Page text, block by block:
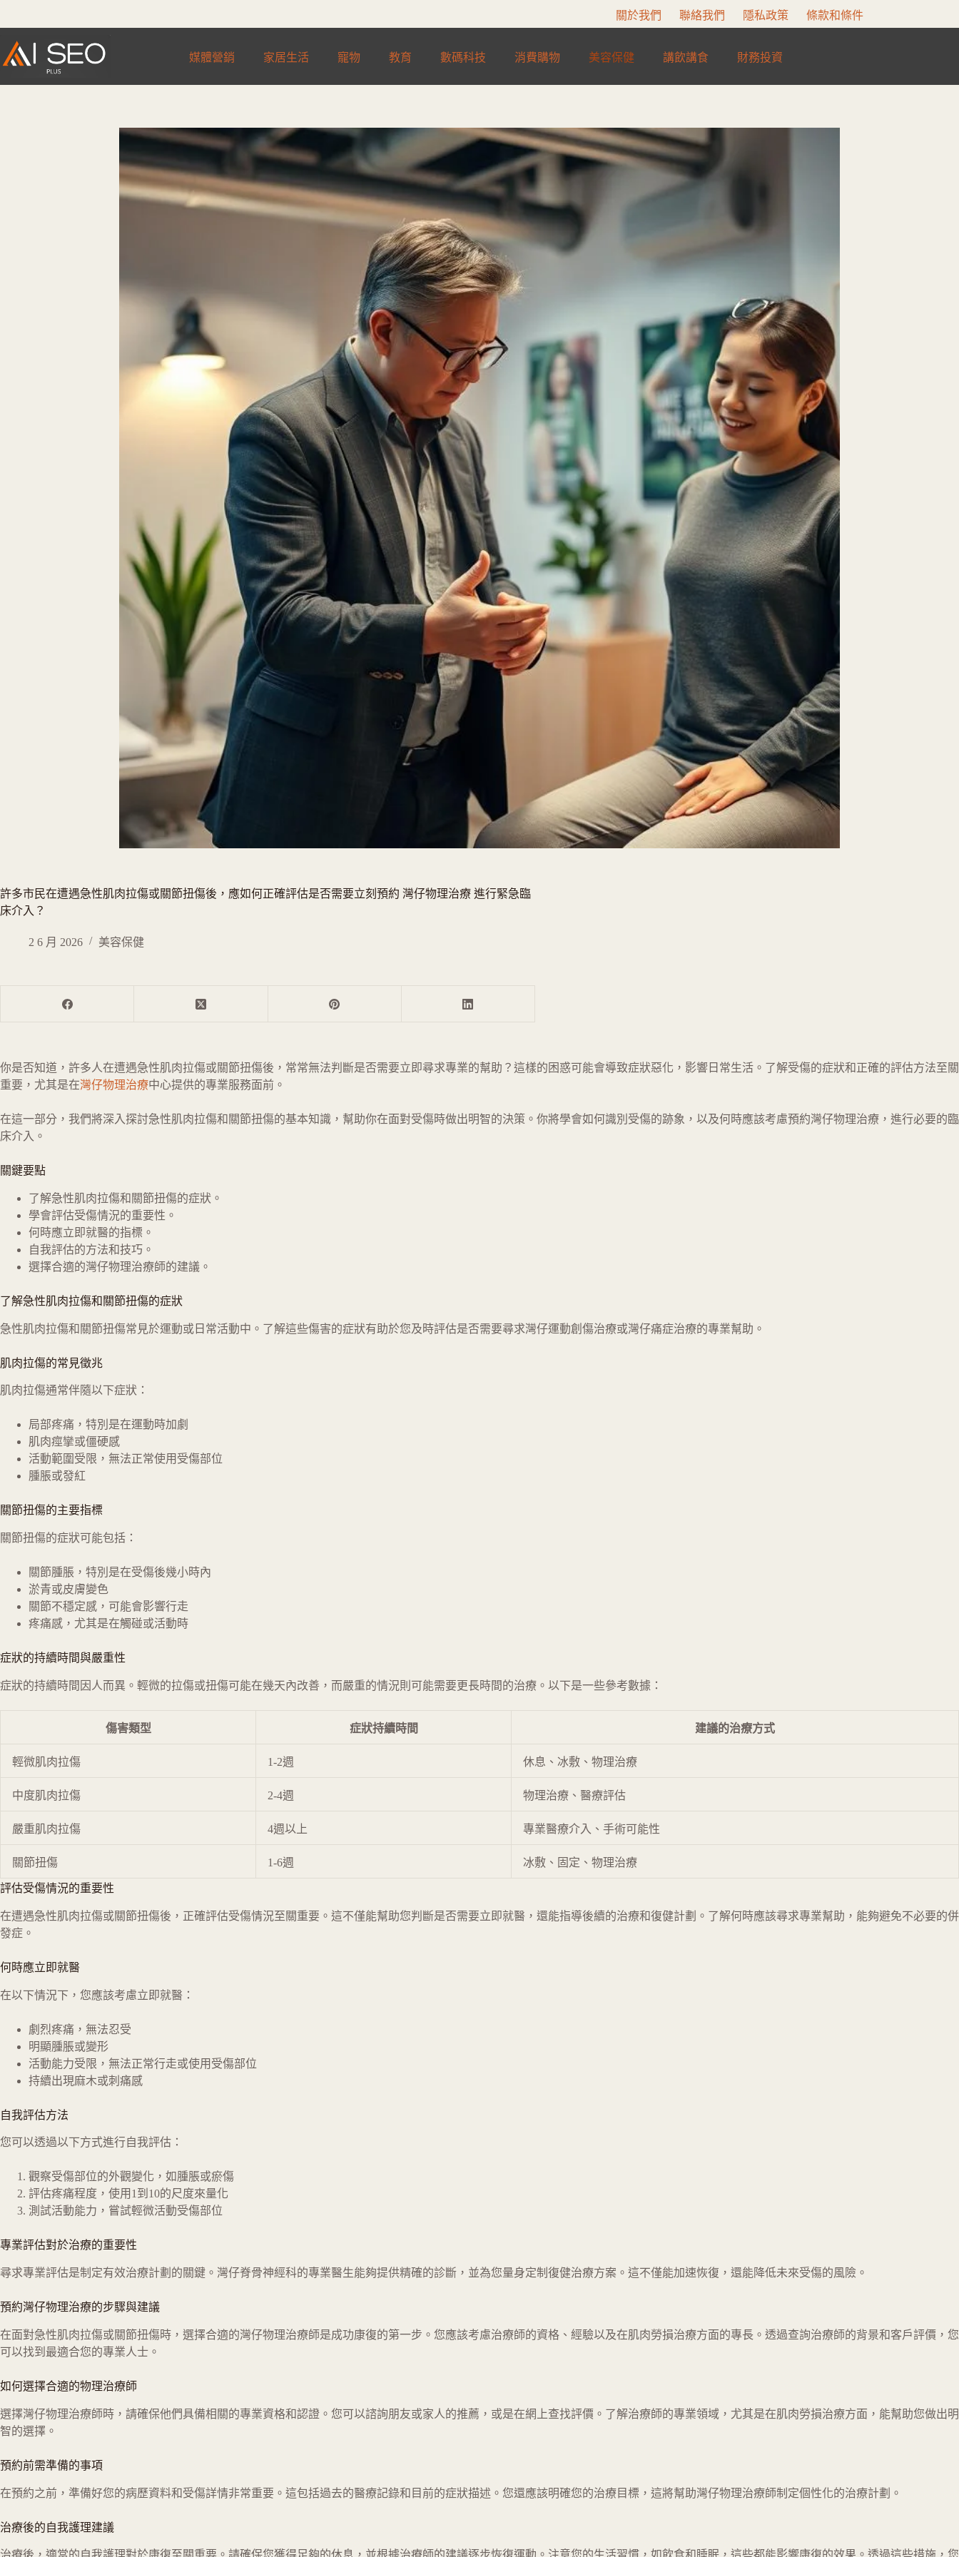
至
要
關於我們 聯絡我們 隱私政策 條款和條件
媒體營銷 家居生活 寵物 教育 數碼科技 消費購物 美容保健 講飲講食 財務投資
許多市民在遭遇急性肌肉拉傷或關節扭傷後，應如何正確評估是否需要立刻預約 灣仔物理治療 進行緊急臨
床介入？
2 6 月 2026 美容保健
你是否知道，許多人在遭遇急性肌肉拉傷或關節扭傷後，常常無法判斷是否需要立即尋求專業的幫助？這樣的困惑可能會導致症狀惡化，影響日常生活。了解受傷的症狀和正確的評估方法至關
重要，尤其是在灣仔物理治療中心提供的專業服務面前。
在這一部分，我們將深入探討急性肌肉拉傷和關節扭傷的基本知識，幫助你在面對受傷時做出明智的決策。你將學會如何識別受傷的跡象，以及何時應該考慮預約灣仔物理治療，進行必要的臨
床介入。
關鍵要點
了解急性肌肉拉傷和關節扭傷的症狀。
學會評估受傷情況的重要性。
何時應立即就醫的指標。
自我評估的方法和技巧。
選擇合適的灣仔物理治療師的建議。
了解急性肌肉拉傷和關節扭傷的症狀
急性肌肉拉傷和關節扭傷常見於運動或日常活動中。了解這些傷害的症狀有助於您及時評估是否需要尋求灣仔運動創傷治療或灣仔痛症治療的專業幫助。
肌肉拉傷的常見徵兆
肌肉拉傷通常伴隨以下症狀：
局部疼痛，特別是在運動時加劇
肌肉痙攣或僵硬感
活動範圍受限，無法正常使用受傷部位
腫脹或發紅
關節扭傷的主要指標
關節扭傷的症狀可能包括：
關節腫脹，特別是在受傷後幾小時內
淤青或皮膚變色
關節不穩定感，可能會影響行走
疼痛感，尤其是在觸碰或活動時
症狀的持續時間與嚴重性
症狀的持續時間因人而異。輕微的拉傷或扭傷可能在幾天內改善，而嚴重的情況則可能需要更長時間的治療。以下是一些參考數據：
傷害類型 症狀持續時間 建議的治療方式
輕微肌肉拉傷 1-2週 休息、冰敷、物理治療
中度肌肉拉傷 2-4週 物理治療、醫療評估
嚴重肌肉拉傷 4週以上 專業醫療介入、手術可能性
關節扭傷 1-6週 冰敷、固定、物理治療
評估受傷情況的重要性
在遭遇急性肌肉拉傷或關節扭傷後，正確評估受傷情況至關重要。這不僅能幫助您判斷是否需要立即就醫，還能指導後續的治療和復健計劃。了解何時應該尋求專業幫助，能夠避免不必要的併
發症。
何時應立即就醫
在以下情況下，您應該考慮立即就醫：
劇烈疼痛，無法忍受
明顯腫脹或變形
活動能力受限，無法正常行走或使用受傷部位
持續出現麻木或刺痛感
自我評估方法
您可以透過以下方式進行自我評估：
觀察受傷部位的外觀變化，如腫脹或瘀傷
評估疼痛程度，使用1到10的尺度來量化
測試活動能力，嘗試輕微活動受傷部位
專業評估對於治療的重要性
尋求專業評估是制定有效治療計劃的關鍵。灣仔脊骨神經科的專業醫生能夠提供精確的診斷，並為您量身定制復健治療方案。這不僅能加速恢復，還能降低未來受傷的風險。
預約灣仔物理治療的步驟與建議
在面對急性肌肉拉傷或關節扭傷時，選擇合適的灣仔物理治療師是成功康復的第一步。您應該考慮治療師的資格、經驗以及在肌肉勞損治療方面的專長。透過查詢治療師的背景和客戶評價，您
可以找到最適合您的專業人士。
如何選擇合適的物理治療師
選擇灣仔物理治療師時，請確保他們具備相關的專業資格和認證。您可以諮詢朋友或家人的推薦，或是在網上查找評價。了解治療師的專業領域，尤其是在肌肉勞損治療方面，能幫助您做出明
智的選擇。
預約前需準備的事項
在預約之前，準備好您的病歷資料和受傷詳情非常重要。這包括過去的醫療記錄和目前的症狀描述。您還應該明確您的治療目標，這將幫助灣仔物理治療師制定個性化的治療計劃。
治療後的自我護理建議